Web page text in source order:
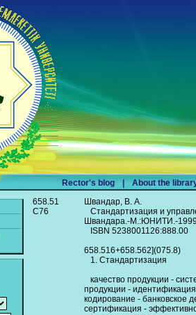
Rector's blog About the
658.51
С76
Швандар, В. А.
Стандартизация и
Швандара.-М.:ЮНИТИ.-
ISBN 5238001126:888.00
658.516+658.562](075.8)
1. Стандартизация
качество продукции -
продукции -
кодирование - банковское
сертификация -